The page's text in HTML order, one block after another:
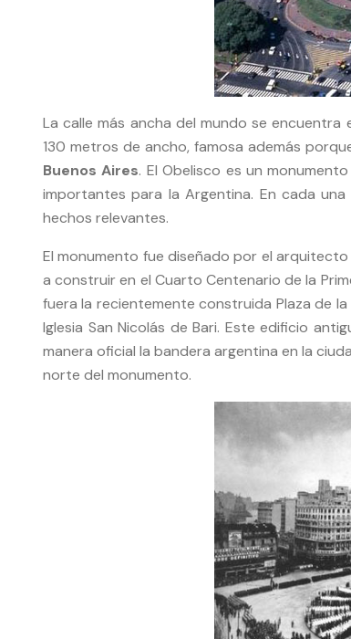
La calle más ancha del mundo se
130 metros de ancho, famosa además
Buenos Aires. El Obelisco es un
importantes para la Argentina. En cada
hechos relevantes.
El monumento fue diseñado por el
a construir en el Cuarto Centenario de la
fuera la recientemente construida Plaza de
Iglesia San Nicolás de Bari. Este edificio
manera oficial la bandera argentina en la
norte del monumento.